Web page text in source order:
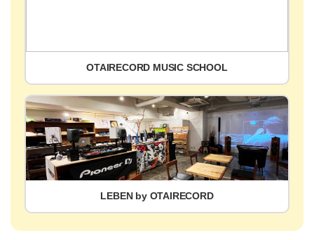
OTAIRECORD MUSIC SCHOOL
LEBEN by OTAIRECORD